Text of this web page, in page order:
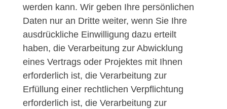
werden kann. Wir geben Ihre persönlichen
Daten nur an Dritte weiter, wenn Sie Ihre
ausdrückliche Einwilligung dazu erteilt
haben, die Verarbeitung zur Abwicklung
eines Vertrags oder Projektes mit Ihnen
erforderlich ist, die Verarbeitung zur
Erfüllung einer rechtlichen Verpflichtung
erforderlich ist, die Verarbeitung zur